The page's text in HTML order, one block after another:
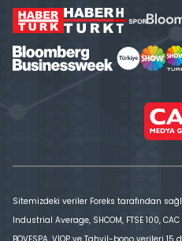
Sitemizdeki veriler Foreks tarafından
Industrial Average, SHCOM, FTSE 100,